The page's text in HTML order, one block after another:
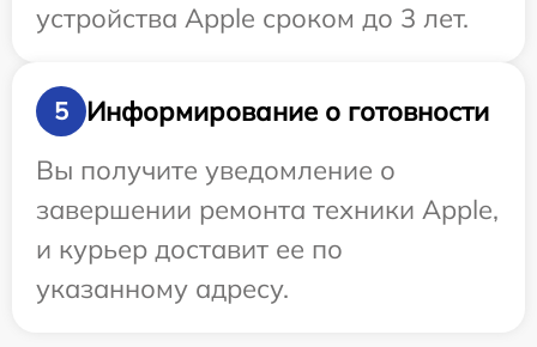
устройства Apple сроком до 3 лет.
5
Информирование о готовности
Вы получите уведомление о
завершении ремонта техники Apple,
и курьер доставит ее по
указанному адресу.